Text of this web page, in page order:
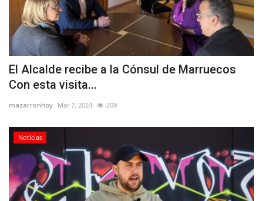
El Alcalde recibe a la Cónsul de Marruecos
Con esta visita...
mazarronhoy Mar 7, 2024 209
Noticias